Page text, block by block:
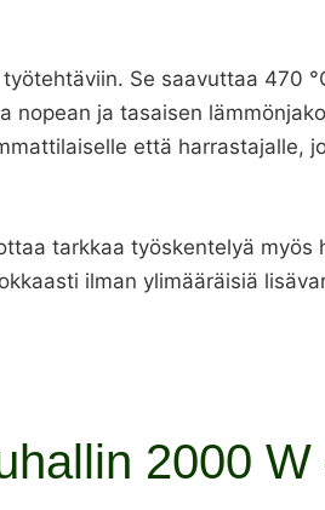
Se saavuttaa 470
ja tasaisen
että harrastajalle,
tarkkaa työskentelyä myös
ilman ylimääräisiä
2000